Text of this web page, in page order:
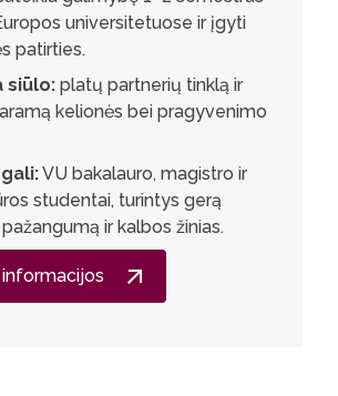
universitetuose ir įgyti
patirties.
siūlo: platų partnerių tinklą ir
kelionės bei pragyvenimo
VU bakalauro, magistro ir
studentai, turintys gerą
ir kalbos žinias.